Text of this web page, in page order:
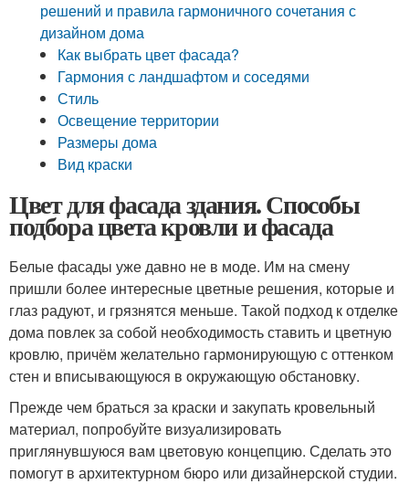
решений и правила гармоничного сочетания с
дизайном дома
Как выбрать цвет фасада?
Гармония с ландшафтом и соседями
Стиль
Освещение территории
Размеры дома
Вид краски
Цвет для фасада здания. Способы
подбора цвета кровли и фасада
Белые фасады уже давно не в моде. Им на смену
пришли более интересные цветные решения, которые и
глаз радуют, и грязнятся меньше. Такой подход к отделке
дома повлек за собой необходимость ставить и цветную
кровлю, причём желательно гармонирующую с оттенком
стен и вписывающуюся в окружающую обстановку.
Прежде чем браться за краски и закупать кровельный
материал, попробуйте визуализировать
приглянувшуюся вам цветовую концепцию. Сделать это
помогут в архитектурном бюро или дизайнерской студии.